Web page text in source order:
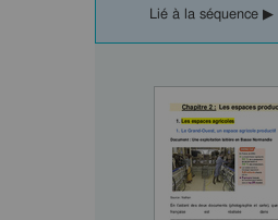
Lié à la séquence ▶